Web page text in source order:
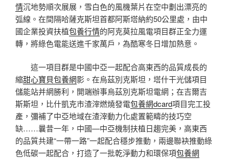
情沉地勢順次展展，雪白色的風機葉片在空中劃出漂亮的
弧線。在間隔哈薩克斯坦首都阿斯塔納約50公里處，由中
國企業投資扶植包養行情的阿克莫拉風電項目群正全力運
轉，將綠色電能送進千家萬戶，為酷寒冬日增加熱意。
這一項目群是中國中亞一起配合高東西的品質成長的
縮甜心寶貝包養網影。在烏茲別克斯坦，塔什干光儲項目
儲能站并網勝利，開端辦事烏茲別克斯坦電網；在吉爾吉
斯斯坦，比什凱克市渣滓燃燒發電包養網dcard項目完工投
產，彌補了中亞地域在渣滓動力化處置範疇的技巧空
缺……曩昔一年，中國—中亞機制扶植日趨完美，高東西
的品質共建“一帶一路”一起配合穩步推動，兩邊聯袂推動綠
色低碳一起配合，打造了一批乾淨動力和環保項包養網